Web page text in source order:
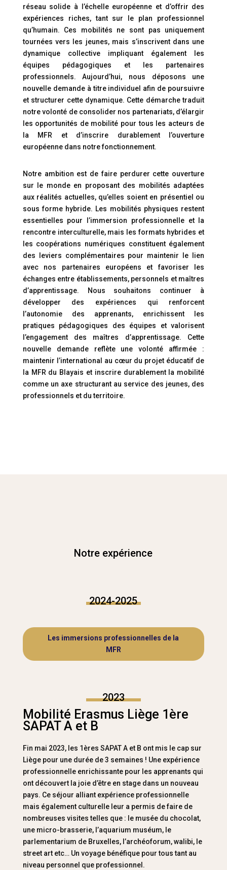
réseau solide à l’échelle européenne et d’offrir des
expériences riches, tant sur le plan professionnel
qu’humain. Ces mobilités ne sont pas uniquement
tournées vers les jeunes, mais s’inscrivent dans une
dynamique collective impliquant également les
équipes pédagogiques et les partenaires
professionnels. Aujourd’hui, nous déposons une
nouvelle demande à titre individuel afin de poursuivre
et structurer cette dynamique. Cette démarche traduit
notre volonté de consolider nos partenariats, d’élargir
les opportunités de mobilité pour tous les acteurs de
la MFR et d’inscrire durablement l’ouverture
européenne dans notre fonctionnement.
Notre ambition est de faire perdurer cette ouverture
sur le monde en proposant des mobilités adaptées
aux réalités actuelles, qu’elles soient en présentiel ou
sous forme hybride. Les mobilités physiques restent
essentielles pour l’immersion professionnelle et la
rencontre interculturelle, mais les formats hybrides et
les coopérations numériques constituent également
des leviers complémentaires pour maintenir le lien
avec nos partenaires européens et favoriser les
échanges entre établissements, personnels et maîtres
d’apprentissage. Nous souhaitons continuer à
développer des expériences qui renforcent
l’autonomie des apprenants, enrichissent les
pratiques pédagogiques des équipes et valorisent
l’engagement des maîtres d’apprentissage. Cette
nouvelle demande reflète une volonté affirmée :
maintenir l’international au cœur du projet éducatif de
la MFR du Blayais et inscrire durablement la mobilité
comme un axe structurant au service des jeunes, des
professionnels et du territoire.
Notre expérience
2024-2025
Les immersions professionnelles de la
MFR
2023
Mobilité Erasmus Liège 1ère
SAPAT A et B
Fin mai 2023, les 1ères SAPAT A et B ont mis le cap sur
Liège pour une durée de 3 semaines ! Une expérience
professionnelle enrichissante pour les apprenants qui
ont découvert la joie d’être en stage dans un nouveau
pays. Ce séjour alliant expérience professionnelle
mais également culturelle leur a permis de faire de
nombreuses visites telles que : le musée du chocolat,
une micro-brasserie, l’aquarium muséum, le
parlementarium de Bruxelles, l’archéoforum, walibi, le
street art etc… Un voyage bénéfique pour tous tant au
niveau personnel que professionnel.